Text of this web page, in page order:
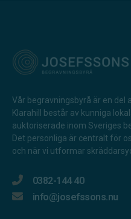
Vår begravningsbyrå är en del
Klarahill består av kunniga
auktoriserade inom Sveriges
Det personliga är centralt för
och när vi utformar
0382-144 40
info@josefssons.nu